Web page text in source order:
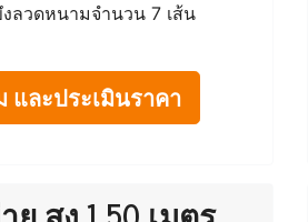
งลวดหนามจำนวน 7 เส้น
และประเมินราคา